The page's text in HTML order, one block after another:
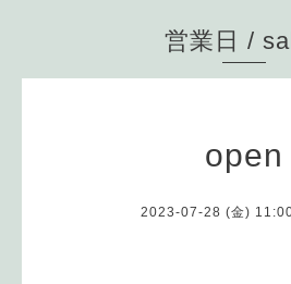
営業日 /
open
2023-07-28 (金)